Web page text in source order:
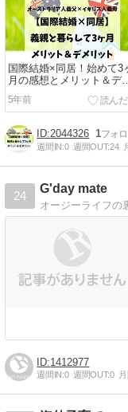
国際結婚×同居！始めて3
月の感想とメリット＆デ
リット。
5年前
2044326 1
週間IN:0 週間OUT:24
24
G'day mate
オージーライフの
1412977
週間IN:0 週間OUT:0